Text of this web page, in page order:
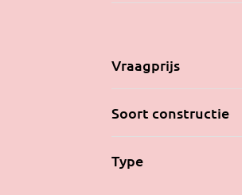
Vraagprijs
Soort constructie
Type